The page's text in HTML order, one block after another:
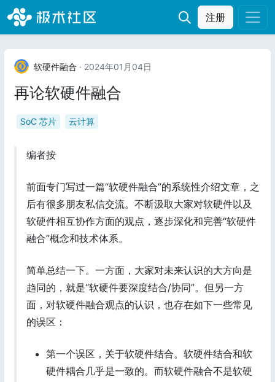
注册
软硬件融合 · 2024年01月04日
再论软硬件融合
SoC 芯片 云计算
编者按
前面专门写过一篇“软硬件融合”的系统性介绍文章，之
后有很多朋友私信交流。不断汲取大家对软硬件以及
软硬件相互协作方面的观点，逐步深化和完善“软硬件
融合”概念和技术体系。
简单总结一下。一方面，大家对未来认识的大方向是
趋同的，就是“软硬件要深度结合/协同”。但另一方
面，对软硬件融合观点的认识，也存在如下一些常见
的误区：
第一个误区，关于软硬件结合。软硬件结合和软
硬件耦合几乎是一致的。而软硬件融合不是软硬